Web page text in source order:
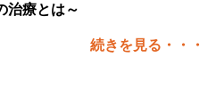
治療とは～
続きを見る・・・